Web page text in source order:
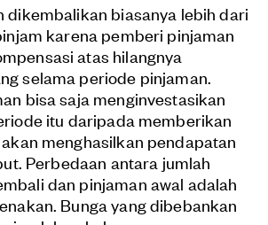
dikembalikan biasanya lebih dari
karena pemberi pinjaman
atas hilangnya
selama periode pinjaman.
bisa saja menginvestasikan
itu daripada memberikan
menghasilkan pendapatan
Perbedaan antara jumlah
dan pinjaman awal adalah
Bunga yang dibebankan